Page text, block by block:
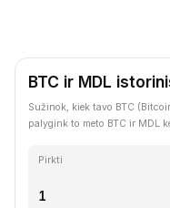
BTC ir MDL
Sužinok, kiek tavo BTC
palygink to meto BTC ir MDL
Pirkti